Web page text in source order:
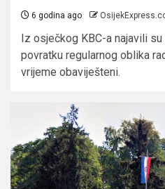
6 godina ago
Iz osječkog KBC-a najavili
povratku regularnog oblika
vrijeme obaviješteni.